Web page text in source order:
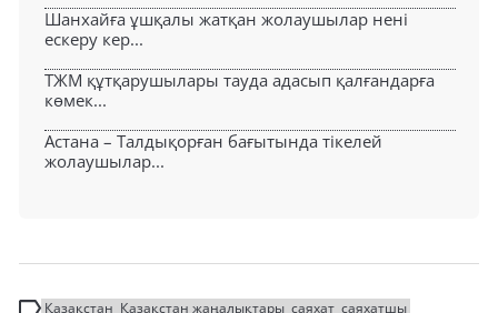
Шанхайға ұшқалы жатқан жолаушылар нені
ескеру кер...
ТЖМ құтқарушылары тауда адасып қалғандарға
көмек...
Астана – Талдықорған бағытында тікелей
жолаушылар...
Қазақстан Қазақстан жаңалықтары саяхат саяхатшы